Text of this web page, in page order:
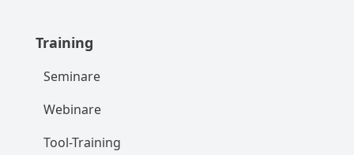
Training
Seminare
Webinare
Tool-Training